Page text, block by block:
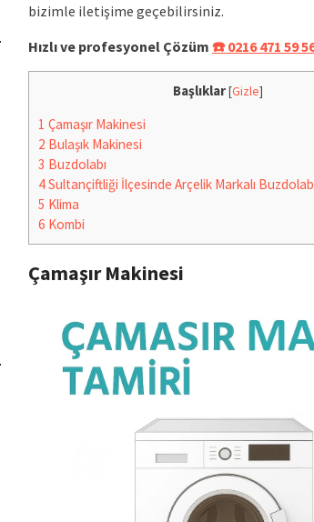
bizimle iletişime geçebilirsiniz.
Hızlı ve profesyonel Çözüm ☎️ 0216 471 59
Başlıklar [Gizle]
1 Çamaşır Makinesi
2 Bulaşık Makinesi
3 Buzdolabı
4Sultançiftliği İlçesinde Arçelik Markalı
5 Klima
6 Kombi
Çamaşır Makinesi